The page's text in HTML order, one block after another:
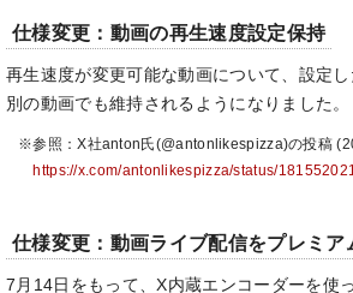
仕様変更：動画の再生速度設定保持
再生速度が変更可能な動画について、設定
別の動画でも維持されるようになりました。
※参照：X社anton氏(@antonlikespizza)の投稿
https://x.com/antonlikespizza/status/
仕様変更：動画ライブ配信をプレミア
7月14日をもって、X内蔵エンコーダーを使